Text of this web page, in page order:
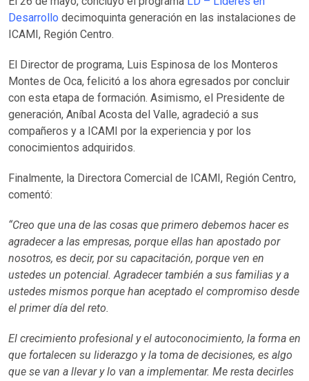
Desarrollo decimoquinta generación en las instalaciones de
ICAMI, Región Centro.
El Director de programa, Luis Espinosa de los Monteros
Montes de Oca, felicitó a los ahora egresados por concluir
con esta etapa de formación. Asimismo, el Presidente de
generación, Aníbal Acosta del Valle, agradeció a sus
compañeros y a ICAMI por la experiencia y por los
conocimientos adquiridos.
Finalmente, la Directora Comercial de ICAMI, Región Centro,
comentó:
“Creo que una de las cosas que primero debemos hacer es
agradecer a las empresas, porque ellas han apostado por
nosotros, es decir, por su capacitación, porque ven en
ustedes un potencial. Agradecer también a sus familias y a
ustedes mismos porque han aceptado el compromiso desde
el primer día del reto.
El crecimiento profesional y el autoconocimiento, la forma en
que fortalecen su liderazgo y la toma de decisiones, es algo
que se van a llevar y lo van a implementar. Me resta decirles